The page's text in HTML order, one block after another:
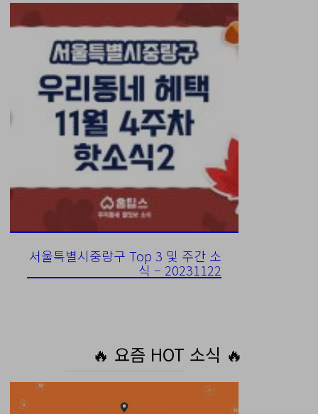
서울특별시중랑구 Top 3 및 주간 소
식 – 20231122
🔥 요즘 HOT 소식 🔥